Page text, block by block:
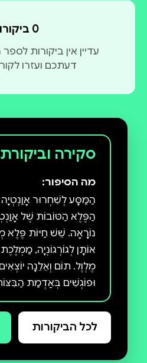
0 ביקורות
עדיין אין ביקורות
דעתכם ועזרו
סקירה וביקורת
מה הסיפור:
הַמַּסָּע לְשִׁחְרוּר אָוַנְטְיָה
הַפֶּלֶא הַטּוֹבוֹת שֶׁל
נוֹרָאָה. שֵׁשׁ חַיּוֹת פֶּלֶא
אוֹתָן לְגוֹרְגוֹנְיָה,
מֶלְוֶל. תוֹם וְאֵלֵנָה
וּפוֹגְשִׁים בְּאַדְמַת
הַיְּצוּר הַמַּבְעִית שֶׁחֶצְיוֹ
לְנִצְחוֹנוֹת הֶעָבָר שֶׁלָּהֶם
מַשְׁמָעוּת כָּעֵת.
לכל הביקורות